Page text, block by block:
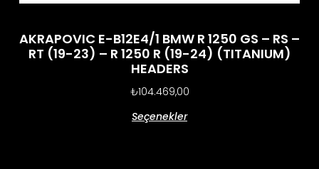
AKRAPOVIC E-B12E4/1 BMW R 1250 GS – RS –
RT (19-23) – R 1250 R (19-24) (TITANIUM)
HEADERS
₺104.469,00
Seçenekler